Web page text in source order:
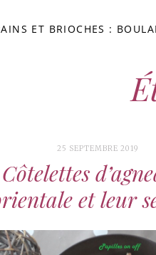
ET BRIOCHES :
25 SEPTEMBRE 2019
Côtelettes
et leur